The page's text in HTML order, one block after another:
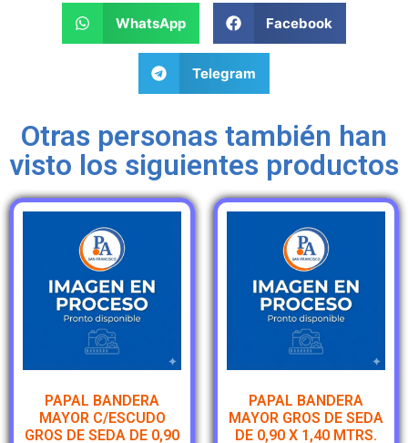
WhatsApp Facebook
Telegram
Otras personas también han
visto los siguientes productos
PAPAL BANDERA
MAYOR C/ESCUDO
GROS DE SEDA DE 0,90
PAPAL BANDERA
MAYOR GROS DE SEDA
DE 0,90 X 1,40 MTRS.